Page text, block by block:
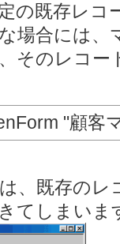
の既存レコ
場合には、
そのレコ
"顧客
、既存の
てしまいま